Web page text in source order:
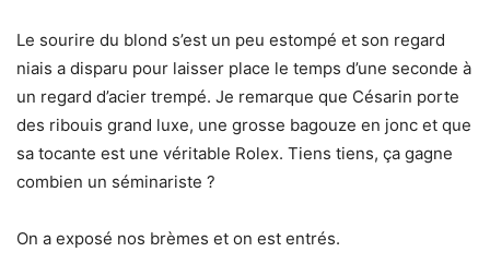
Le sourire du blond s’est un peu estompé et son regard
niais a disparu pour laisser place le temps d’une seconde à
un regard d’acier trempé. Je remarque que Césarin porte
des ribouis grand luxe, une grosse bagouze en jonc et que
sa tocante est une véritable Rolex. Tiens tiens, ça gagne
combien un séminariste ?
On a exposé nos brèmes et on est entrés.